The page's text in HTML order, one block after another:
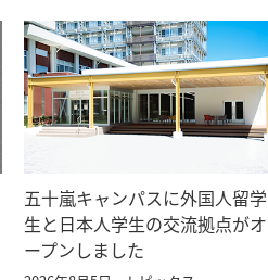
五十嵐キャンパスに外国人留学
生と日本人学生の交流拠点がオ
ープンしました